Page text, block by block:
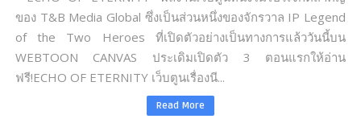
ของ T&B Media Global ซึ่งเป็นส่วนหนึ่งของจักรวาล IP Legend
of the Two Heroes ที่เปิดตัวอย่างเป็นทางการแล้ววันนี้บน
WEBTOON CANVAS ประเดิมเปิดตัว 3 ตอนแรกให้อ่าน
ฟรี!ECHO OF ETERNITY เว็บตูนเรื่องนี...
Read More